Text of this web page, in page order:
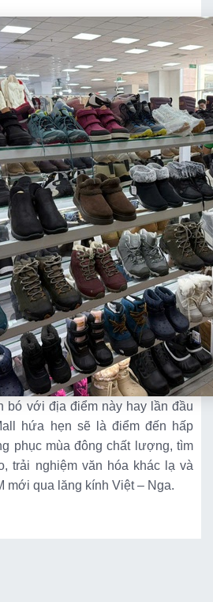
bó với địa điểm này hay lần đầu
hứa hẹn sẽ là điểm đến hấp
phục mùa đông chất lượng, tìm
trải nghiệm văn hóa khác lạ và
mới qua lăng kính Việt – Nga.